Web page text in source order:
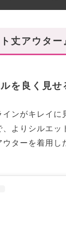
丈アウタ
を良く見せ
ンがキレイに
よりシルエッ
ターを着用し